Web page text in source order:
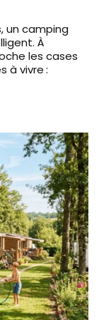
un camping
À
les cases
à vivre :